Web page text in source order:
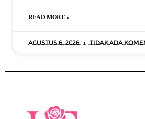
READ MORE »
Agustus 6, 2026 Tidak ada